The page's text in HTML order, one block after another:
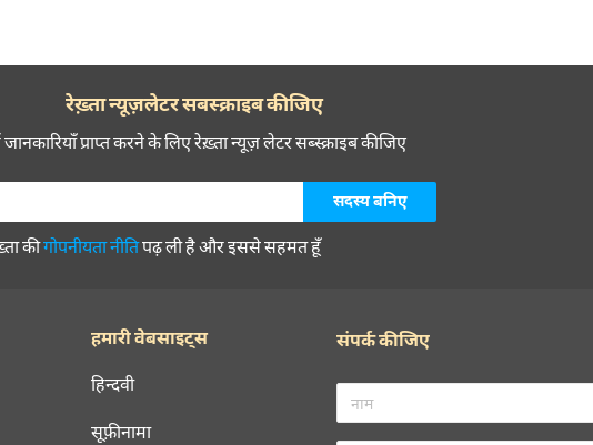
रेख़्ता न्यूज़लेटर सबस्क्राइब कीजिए
प्राप्त करने के लिए रेख़्ता न्यूज़ लेटर सब्स्क्राइब कीजिए
कीगोपनीयता नीतिपढ़ ली है और इससे सहमत हूँ
हमारी वेबसाइट्स
हिन्दवी
सूफ़ीनामा
संपर्क कीजिए